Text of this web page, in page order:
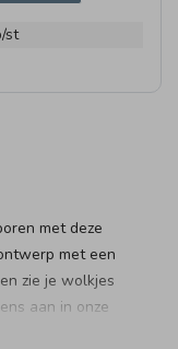
st
met deze
met een
zie je wolkjes
aan in onze